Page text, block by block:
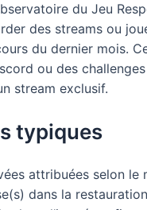
du Jeu
des streams ou
du dernier mois.
ou des
stream exclusif.
typiques
attribuées selon le
dans la